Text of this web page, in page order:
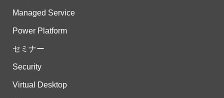
Managed Service
Power Platform
セミナー
Security
Virtual Desktop